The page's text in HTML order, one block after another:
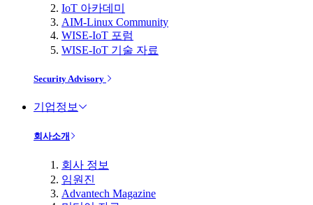
IoT 아카데미
AIM-Linux Community
WISE-IoT 포럼
WISE-IoT 기술 자료
Security Advisory
기업정보
회사소개
회사 정보
임원진
Advantech Magazine